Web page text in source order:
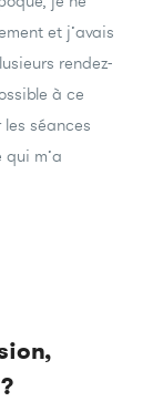
et j’avais
rendez-
à ce
les séances
m’a